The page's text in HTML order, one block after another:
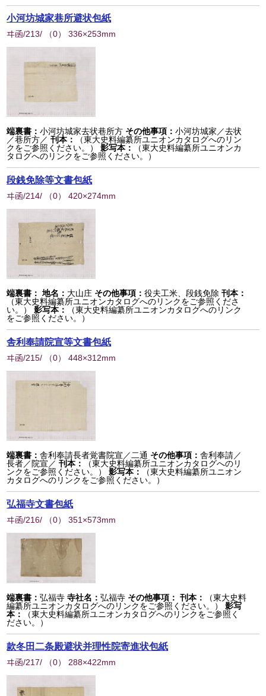
小河坊城家巷所避状包紙
ヰ函/213/ （0） 336×253mm
端裏書：小河坊城家去状巷所方 その他事項：小河坊城家／去状
／巷所方／刊本：
（東大史料編纂所ユニオンカタログへのリン
クをご参照ください。）
影写本：
（東大史料編纂所ユニオンカ
タログへのリンクをご参照ください。）
段銭免除等文書包紙
ヰ函/214/ （0） 420×274mm
端裏書： 地名： 大山庄 その他事項：役夫工米、段銭免除 刊本：
（東大史料編纂所ユニオンカタログへのリンクをご参照くださ
い。）
影写本：
（東大史料編纂所ユニオンカタログへのリンク
をご参照ください。）
舎利奉請院宣等文書包紙
ヰ函/215/ （0） 448×312mm
端裏書：舎利奉請長者覚書院宣／二通 その他事項：舎利奉請／
長者／院宣／刊本：
（東大史料編纂所ユニオンカタログへのリ
ンクをご参照ください。）
影写本：
（東大史料編纂所ユニオン
カタログへのリンクをご参照ください。）
弘福寺文書包紙
ヰ函/216/ （0） 351×573mm
端裏書：弘福寺 寺社名：弘福寺 その他事項： 刊本：
（東大史料
編纂所ユニオンカタログへのリンクをご参照ください。）
影写
本：
（東大史料編纂所ユニオンカタログへのリンクをご参照く
ださい。）
款冬田二条殿避状并理性院寄進状包紙
ヰ函/217/ （0） 288×422mm